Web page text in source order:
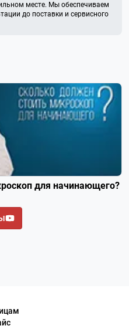
месте. Мы обеспечиваем
до поставки и сервисного
для начинающего?